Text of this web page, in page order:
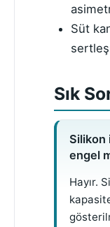
Süt
Sık
Silikon
engel
Hayır.